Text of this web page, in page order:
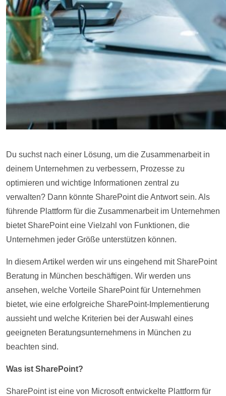
Du suchst nach einer Lösung, um die Zusammenarbeit in
deinem Unternehmen zu verbessern, Prozesse zu
optimieren und wichtige Informationen zentral zu
verwalten? Dann könnte SharePoint die Antwort sein. Als
führende Plattform für die Zusammenarbeit im Unternehmen
bietet SharePoint eine Vielzahl von Funktionen, die
Unternehmen jeder Größe unterstützen können.
In diesem Artikel werden wir uns eingehend mit SharePoint
Beratung in München beschäftigen. Wir werden uns
ansehen, welche Vorteile SharePoint für Unternehmen
bietet, wie eine erfolgreiche SharePoint-Implementierung
aussieht und welche Kriterien bei der Auswahl eines
geeigneten Beratungsunternehmens in München zu
beachten sind.
Was ist SharePoint?
SharePoint ist eine von Microsoft entwickelte Plattform für